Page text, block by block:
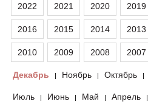
2022 2021 2020 2019
2016 2015 2014 2013
2010 2009 2008 2007
Декабрь | Ноябрь | Октябрь |
Июль | Июнь | Май | Апрель |